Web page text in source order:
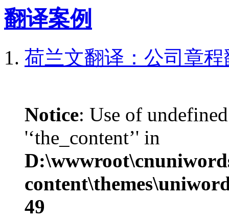
翻译案例
荷兰文翻译：公司章
Notice: Use of
'‘the_content’' in
49